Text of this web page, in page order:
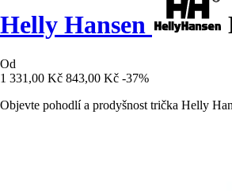
Helly Hansen
Od
1 331,00 Kč 843,00 Kč -37%
Objevte pohodlí a prodyšnost trička Helly